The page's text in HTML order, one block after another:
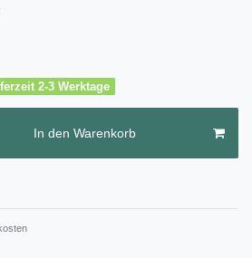
2-3 Werktage
In den Warenkorb